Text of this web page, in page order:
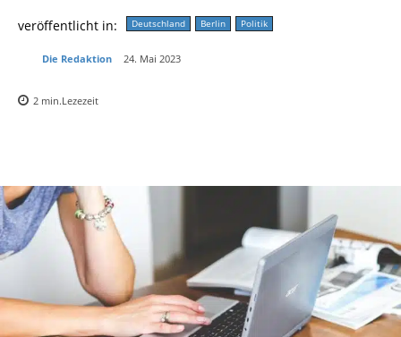
veröffentlicht in: Deutschland Berlin Politik
Die Redaktion 24. Mai 2023
2 min.Lezezeit